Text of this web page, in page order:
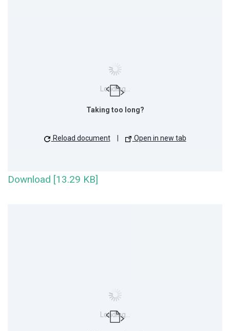
Loading...
Taking too long?
Reload document Open in new tab
Download [13.29 KB]
Loading...